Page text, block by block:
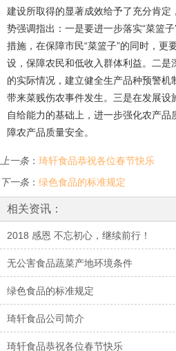
建设所取得的显著成效给予了充分肯定
势强调指出：一是要进一步落实“菜篮
措施，在保障市民“菜篮子”的同时，更
设，保障农民和低收入群体利益。二是
的实际情况，建立健全生产品种预警
带来菜贱伤农事件发生。三是在发展设
自给能力的基础上，进一步强化农产
障农产品质量安全。
上一条： 琦轩食品恭祝各位春节快乐
下一条： 绿色食品的标准规定
相关资讯：
2018 感恩 不忘初心，继续前行！
无公害食品蔬菜产地环境条件
绿色食品的标准规定
琦轩食品公司简介
琦轩食品恭祝各位春节快乐